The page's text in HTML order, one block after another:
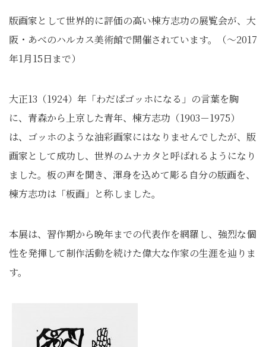
版画家として世界的に評価の高い棟方志功の展覧会が、大
阪・あべのハルカス美術館で開催されています。（～2017
年1月15日まで）
大正13（1924）年「わだばゴッホになる」の言葉を胸
に、青森から上京した青年、棟方志功（1903－1975）
は、ゴッホのような油彩画家にはなりませんでしたが、版
画家として成功し、世界のムナカタと呼ばれるようになり
ました。板の声を聞き、渾身を込めて彫る自分の版画を、
棟方志功は「板画」と称しました。
本展は、習作期から晩年までの代表作を網羅し、強烈な個
性を発揮して制作活動を続けた偉大な作家の生涯を辿りま
す。